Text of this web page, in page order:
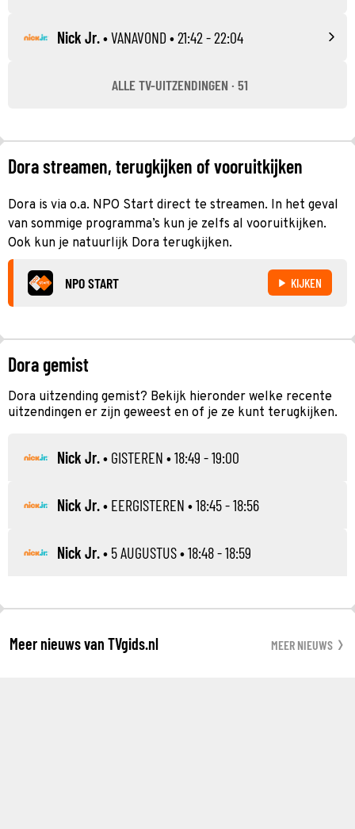
Nick Jr.•VANAVOND • 21:42 - 22:04
ALLE TV-UITZENDINGEN · 51
Dora streamen, terugkijken of vooruitkijken
Dora is via o.a. NPO Start direct te streamen. In het geval
van sommige programma’s kun je zelfs al vooruitkijken.
Ook kun je natuurlijk Dora terugkijken.
NPO START KIJKEN
Dora gemist
Dora uitzending gemist? Bekijk hieronder welke recente
uitzendingen er zijn geweest en of je ze kunt terugkijken.
Nick Jr.• GISTEREN • 18:49 - 19:00
Nick Jr.• EERGISTEREN • 18:45 - 18:56
Nick Jr.• 5 AUGUSTUS• 18:48 - 18:59
Meer nieuws van TVgids.nl MEER NIEUWS